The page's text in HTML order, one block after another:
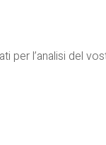
per l’analisi del